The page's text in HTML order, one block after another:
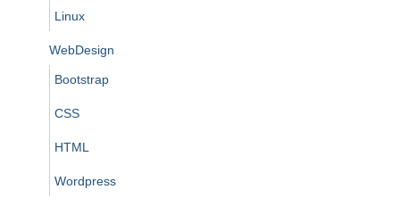
Linux
WebDesign
Bootstrap
CSS
HTML
Wordpress